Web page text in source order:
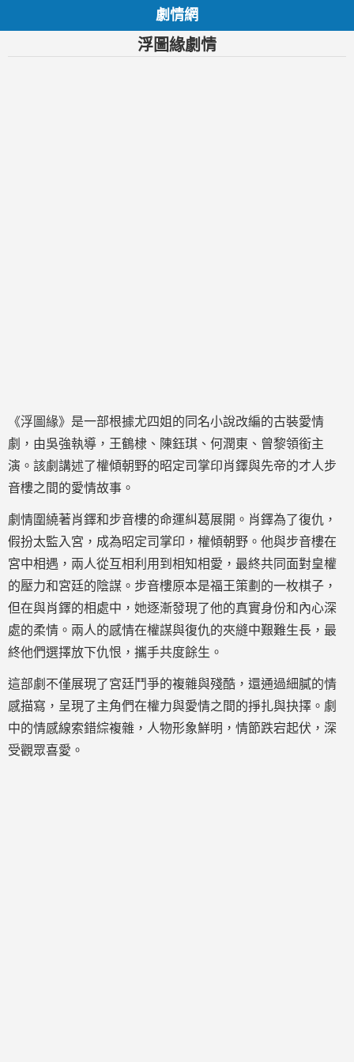
劇情網
浮圖緣劇情
《浮圖緣》是一部根據尤四姐的同名小說改編的古裝愛情
劇，由吳強執導，王鶴棣、陳鈺琪、何潤東、曾黎領銜主
演。該劇講述了權傾朝野的昭定司掌印肖鐸與先帝的才人步
音樓之間的愛情故事。
劇情圍繞著肖鐸和步音樓的命運糾葛展開。肖鐸為了復仇，
假扮太監入宮，成為昭定司掌印，權傾朝野。他與步音樓在
宮中相遇，兩人從互相利用到相知相愛，最終共同面對皇權
的壓力和宮廷的陰謀。步音樓原本是福王策劃的一枚棋子，
但在與肖鐸的相處中，她逐漸發現了他的真實身份和內心深
處的柔情。兩人的感情在權謀與復仇的夾縫中艱難生長，最
終他們選擇放下仇恨，攜手共度餘生。
這部劇不僅展現了宮廷鬥爭的複雜與殘酷，還通過細膩的情
感描寫，呈現了主角們在權力與愛情之間的掙扎與抉擇。劇
中的情感線索錯綜複雜，人物形象鮮明，情節跌宕起伏，深
受觀眾喜愛。